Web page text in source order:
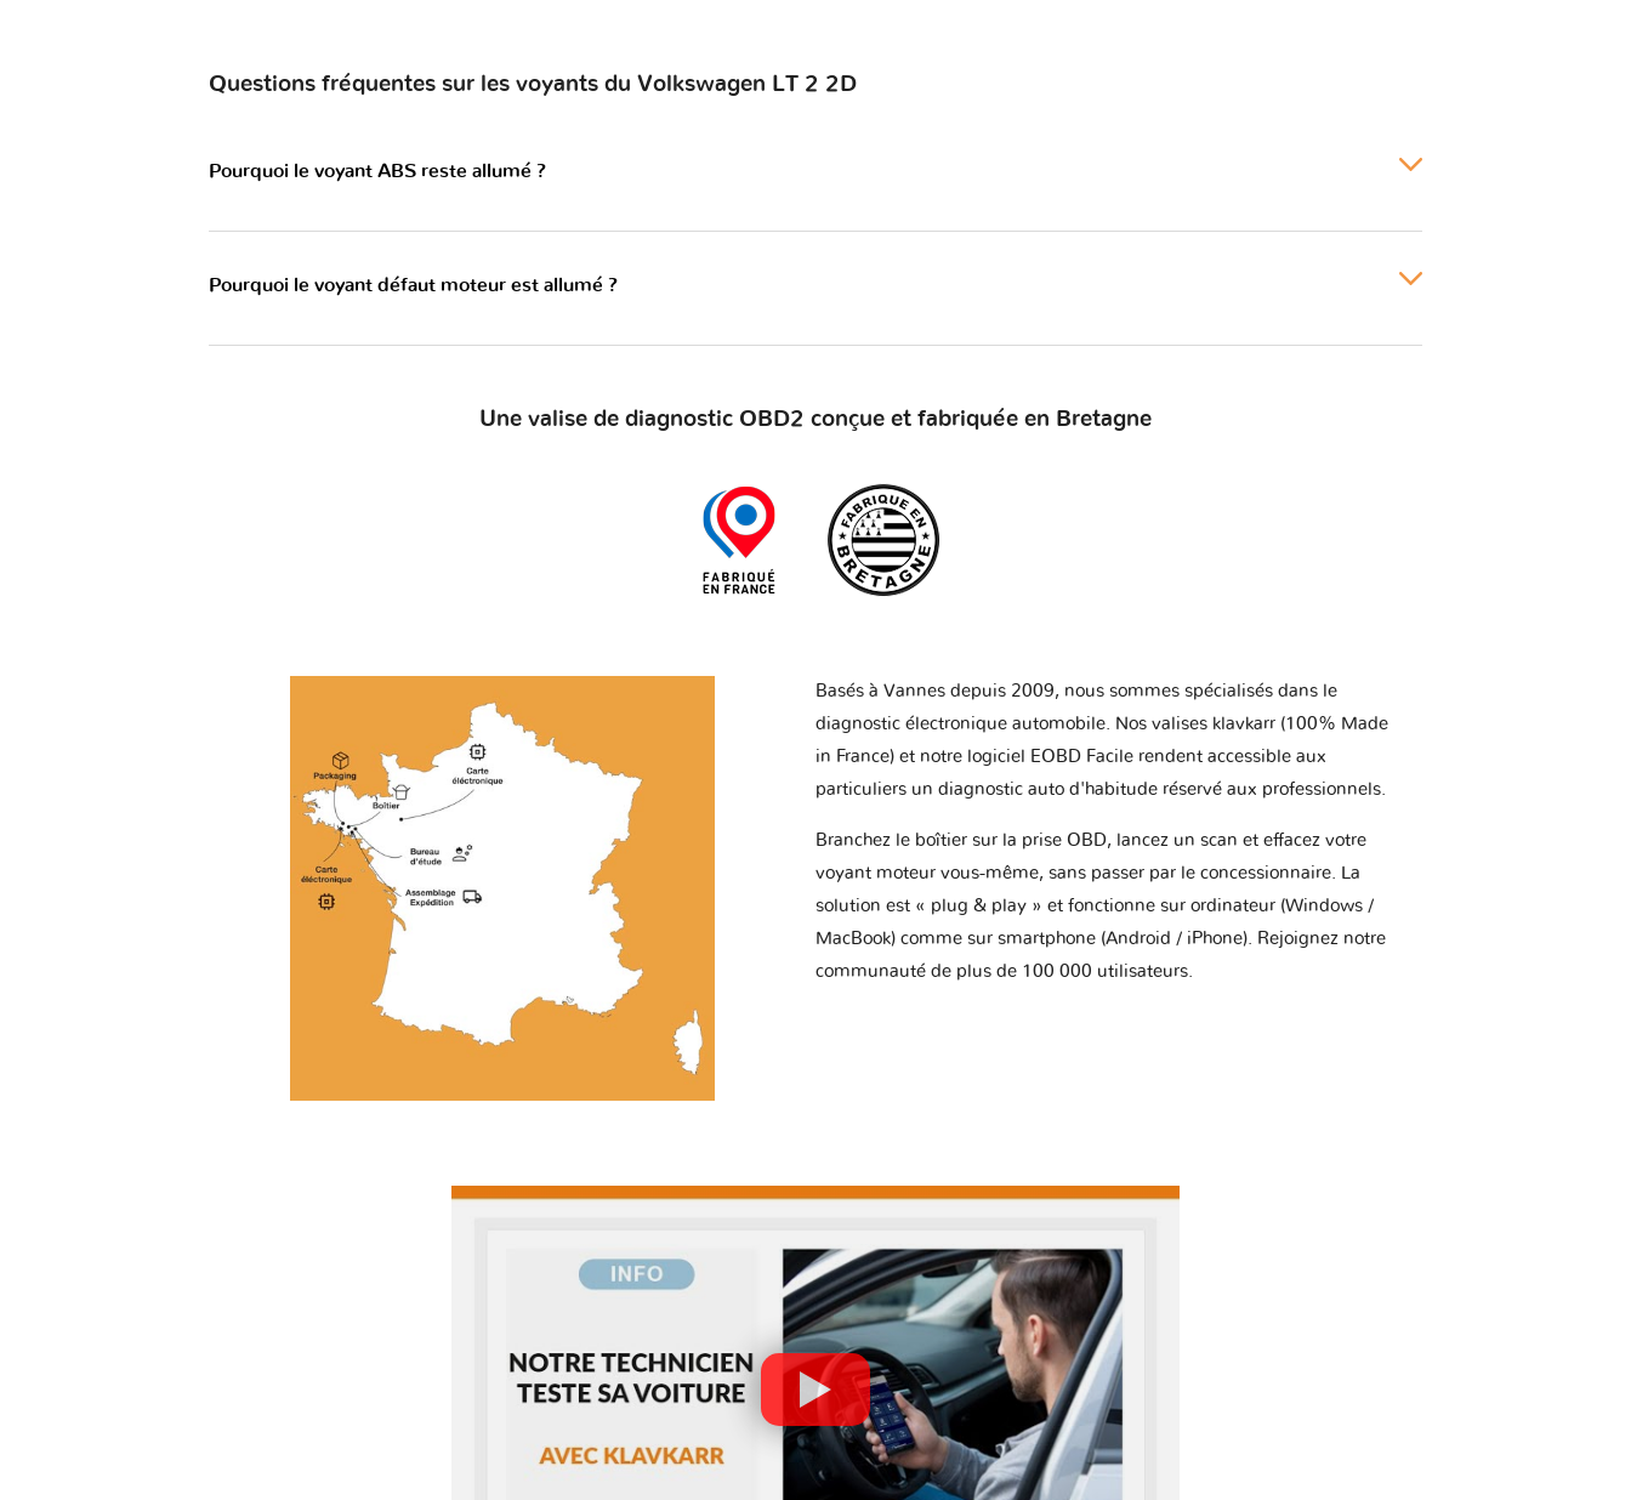
Questions fréquentes sur les voyants du Volkswagen LT 2 2D
Pourquoi le voyant ABS reste allumé ?
Pourquoi le voyant défaut moteur est allumé ?
Une valise de diagnostic OBD2 conçue et fabriquée en Bretagne
Basés à Vannes depuis 2009, nous sommes spécialisés dans le
diagnostic électronique automobile. Nos valises klavkarr (100% Made
in France) et notre logiciel EOBD Facile rendent accessible aux
particuliers un diagnostic auto d'habitude réservé aux professionnels.
Branchez le boîtier sur la prise OBD, lancez un scan et effacez votre
voyant moteur vous-même, sans passer par le concessionnaire. La
solution est « plug & play » et fonctionne sur ordinateur (Windows /
MacBook) comme sur smartphone (Android / iPhone). Rejoignez notre
communauté de plus de 100 000 utilisateurs.